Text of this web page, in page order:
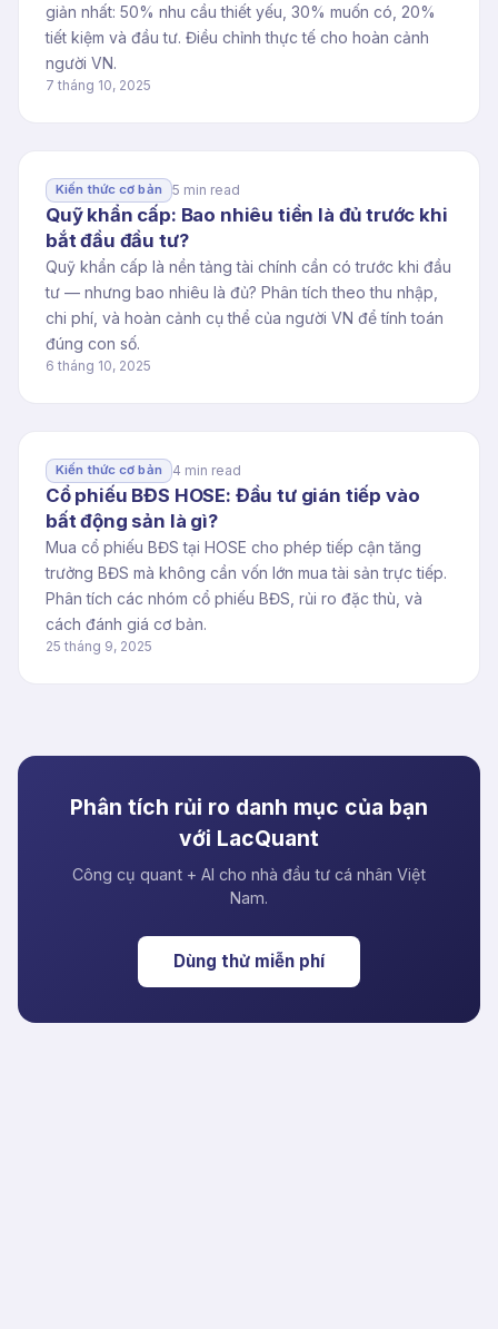
giản nhất: 50% nhu cầu thiết yếu, 30% muốn có, 20%
tiết kiệm và đầu tư. Điều chỉnh thực tế cho hoàn cảnh
người VN.
7 tháng 10, 2025
Kiến thức cơ bản 5 min read
Quỹ khẩn cấp: Bao nhiêu tiền là đủ trước khi
bắt đầu đầu tư?
Quỹ khẩn cấp là nền tảng tài chính cần có trước khi đầu
tư — nhưng bao nhiêu là đủ? Phân tích theo thu nhập,
chi phí, và hoàn cảnh cụ thể của người VN để tính toán
đúng con số.
6 tháng 10, 2025
Kiến thức cơ bản 4 min read
Cổ phiếu BĐS HOSE: Đầu tư gián tiếp vào
bất động sản là gì?
Mua cổ phiếu BĐS tại HOSE cho phép tiếp cận tăng
trưởng BĐS mà không cần vốn lớn mua tài sản trực tiếp.
Phân tích các nhóm cổ phiếu BĐS, rủi ro đặc thù, và
cách đánh giá cơ bản.
25 tháng 9, 2025
Phân tích rủi ro danh mục của bạn
với LacQuant
Công cụ quant + AI cho nhà đầu tư cá nhân Việt
Nam.
Dùng thử miễn phí